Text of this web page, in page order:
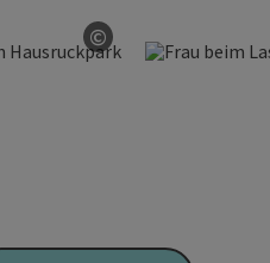
©
Copyright öffnen